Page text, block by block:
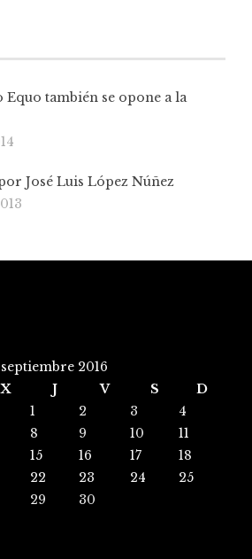
también se opone a la
José Luis López Núñez
septiembre 2016
X J V S
D
1
2 3
4
8 9 10
11
15 16 17
18
22 23 24
25
29 30